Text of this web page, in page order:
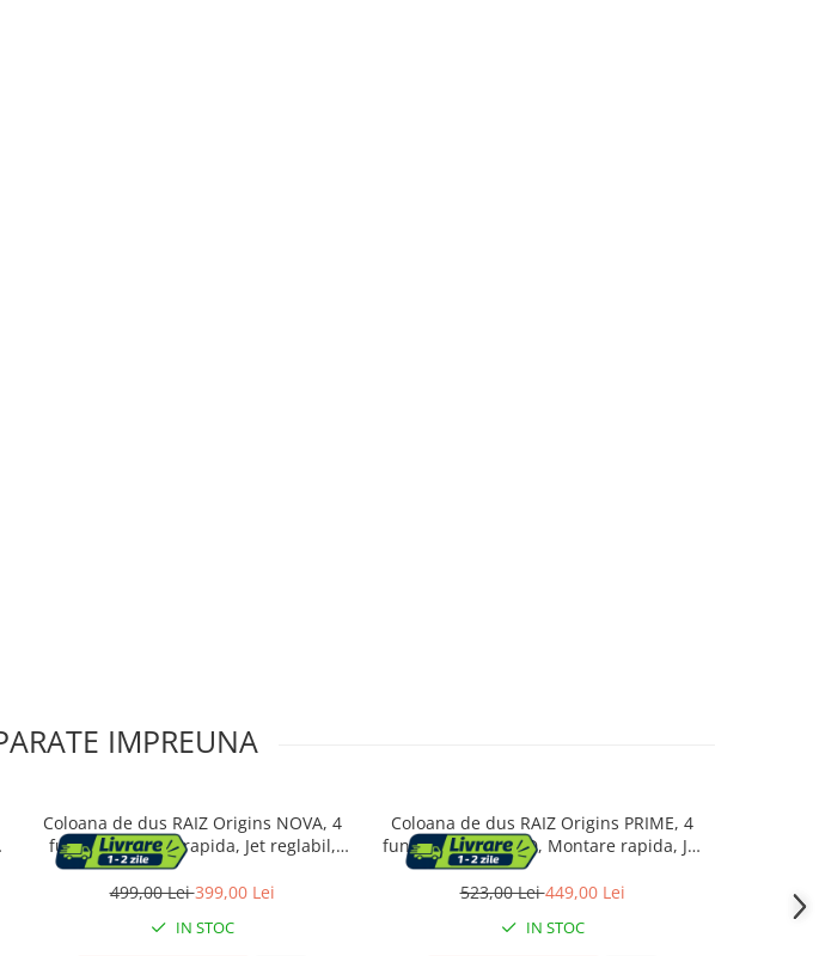
IMPREUNA
Coloana de dus RAIZ Origins NOVA, 4
functii, Montare rapida, Jet reglabil,
Presiune ridicata, Para de dus, Dus fix
cu functie ploaie, Functie bideu, Gri mat
499,00 Lei399,00 Lei
IN STOC
Coloana de dus RAIZ Origins PRIME, 4
functii, Display LCD, Montare rapida, Jet
reglabil, Para de dus, Dus fix cu functie
ploaie, Functie bideu, Gri lucios
523,00 Lei449,00 Lei
IN STOC